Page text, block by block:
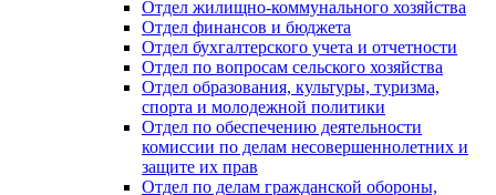
Отдел жилищно-коммунального хозяйства
Отдел финансов и бюджета
Отдел бухгалтерского учета и отчетности
Отдел по вопросам сельского хозяйства
Отдел образования, культуры, туризма,
спорта и молодежной политики
Отдел по обеспечению деятельности
комиссии по делам несовершеннолетних и
защите их прав
Отдел по делам гражданской обороны,